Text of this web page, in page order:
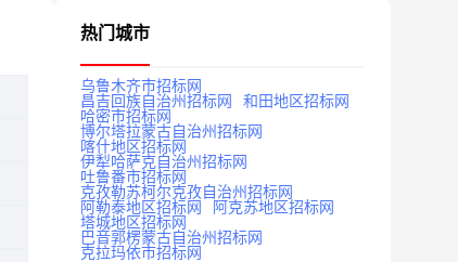
热门城市
乌鲁木齐市招标网
昌吉回族自治州招标网
和田地区招标网
哈密市招标网
博尔塔拉蒙古自治州招标网
喀什地区招标网
伊犁哈萨克自治州招标网
吐鲁番市招标网
克孜勒苏柯尔克孜自治州招标网
阿勒泰地区招标网
阿克苏地区招标网
塔城地区招标网
巴音郭楞蒙古自治州招标网
克拉玛依市招标网